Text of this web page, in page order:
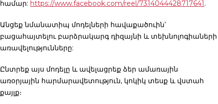
համար: https://www.facebook.com/reel/7314044428717641.
Անցեք նմանատիպ մոդելների հավաքածուին՝
բացահայտելու բարձրակարգ դիզայնի և տեխնոլոգիաների
առավելությունները:
Ընտրեք այս մոդելը և ավելացրեք ձեր ամառային
առօրյային հարմարավետություն, կոկիկ տեսք և վստահ
քայլք։